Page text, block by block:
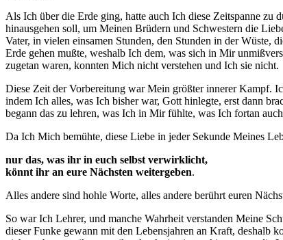
Als Ich über die Erde ging, hatte auch Ich diese Zeitspanne
hinausgehen soll, um Meinen Brüdern und Schwestern die
Vater, in vielen einsamen Stunden, den Stunden in der Wüste,
Erde gehen mußte, weshalb Ich dem, was sich in Mir
zugetan waren, konnten Mich nicht verstehen und Ich sie nicht.
Diese Zeit der Vorbereitung war Mein größter innerer Kampf.
indem Ich alles, was Ich bisher war, Gott hinlegte, erst dann
begann das zu lehren, was Ich in Mir fühlte, was Ich fortan
Da Ich Mich bemühte, diese Liebe in jeder Sekunde Meines
nur das, was ihr in euch selbst verwirklicht,
könnt ihr an eure Nächsten weitergeben.
Alles andere sind hohle Worte, alles andere berührt euren
So war Ich Lehrer, und manche Wahrheit verstanden Meine
dieser Funke gewann mit den Lebensjahren an Kraft, deshalb